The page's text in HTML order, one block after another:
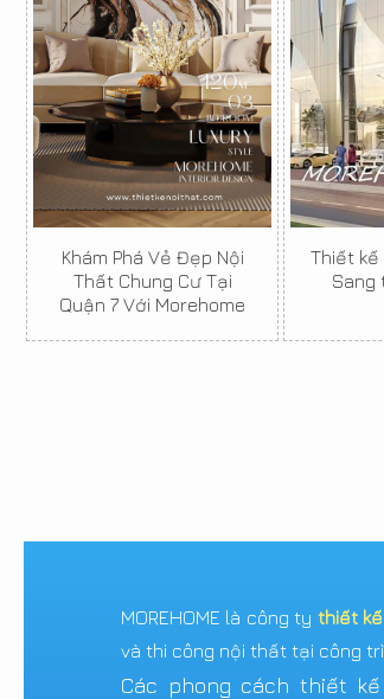
Khám Phá Vẻ Đẹp Nội
Thất Chung Cư Tại
Quận 7 Với Morehome
Thiết kế
Sang
MOREHOME là công ty thiết
và thi công nội thất tại công
Các phong cách thiết